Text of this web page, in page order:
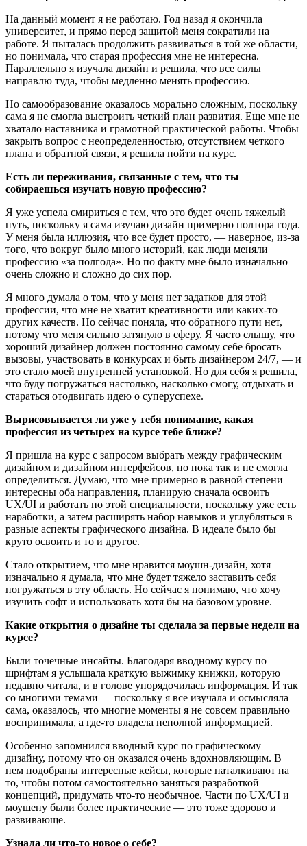
На данный момент я не работаю. Год назад я окончила
университет, и прямо перед защитой меня сократили на
работе. Я пыталась продолжить развиваться в той же области,
но понимала, что старая профессия мне не интересна.
Параллельно я изучала дизайн и решила, что все силы
направлю туда, чтобы медленно менять профессию.
Но самообразование оказалось морально сложным, поскольку
сама я не смогла выстроить четкий план развития. Еще мне не
хватало наставника и грамотной практической работы. Чтобы
закрыть вопрос с неопределенностью, отсутствием четкого
плана и обратной связи, я решила пойти на курс.
Есть ли переживания, связанные с тем, что ты
собираешься изучать новую профессию?
Я уже успела смириться с тем, что это будет очень тяжелый
путь, поскольку я сама изучаю дизайн примерно полтора года.
У меня была иллюзия, что все будет просто, — наверное, из-за
того, что вокруг было много историй, как люди меняли
профессию «за полгода». Но по факту мне было изначально
очень сложно и сложно до сих пор.
Я много думала о том, что у меня нет задатков для этой
профессии, что мне не хватит креативности или каких-то
других качеств. Но сейчас поняла, что обратного пути нет,
потому что меня сильно затянуло в сферу. Я часто слышу, что
хороший дизайнер должен постоянно самому себе бросать
вызовы, участвовать в конкурсах и быть дизайнером 24/7, — и
это стало моей внутренней установкой. Но для себя я решила,
что буду погружаться настолько, насколько смогу, отдыхать и
стараться отодвигать идею о суперуспехе.
Вырисовывается ли уже у тебя понимание, какая
профессия из четырех на курсе тебе ближе?
Я пришла на курс с запросом выбрать между графическим
дизайном и дизайном интерфейсов, но пока так и не смогла
определиться. Думаю, что мне примерно в равной степени
интересны оба направления, планирую сначала освоить
UX/UI и работать по этой специальности, поскольку уже есть
наработки, а затем расширять набор навыков и углубляться в
разные аспекты графического дизайна. В идеале было бы
круто освоить и то и другое.
Стало открытием, что мне нравится моушн-дизайн, хотя
изначально я думала, что мне будет тяжело заставить себя
погружаться в эту область. Но сейчас я понимаю, что хочу
изучить софт и использовать хотя бы на базовом уровне.
Какие открытия о дизайне ты сделала за первые недели на
курсе?
Были точечные инсайты. Благодаря вводному курсу по
шрифтам я услышала краткую выжимку книжки, которую
недавно читала, и в голове упорядочилась информация. И так
со многими темами — поскольку я все изучала и осмысляла
сама, оказалось, что многие моменты я не совсем правильно
воспринимала, а где-то владела неполной информацией.
Особенно запомнился вводный курс по графическому
дизайну, потому что он оказался очень вдохновляющим. В
нем подобраны интересные кейсы, которые наталкивают на
то, чтобы потом самостоятельно заняться разработкой
концепций, придумать что-то необычное. Части по UX/UI и
моушену были более практические — это тоже здорово и
развивающе.
Узнала ли что-то новое о себе?